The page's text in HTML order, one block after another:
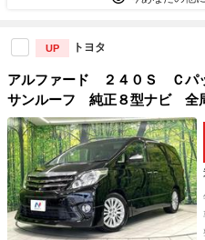
UP トヨタ
アルファード ２４０Ｓ Ｃパ
サンルーフ 純正８型ナビ
側電動スライドドア パワー
Ｄヘッド ＥＴＣ オットマ
車